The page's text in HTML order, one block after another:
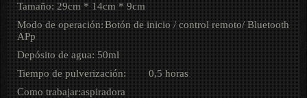
Tamaño: 29cm * 14cm * 9cm
Modo de operación:Botón de inicio / control remoto/ Bluetooth
APp
Depósito de agua: 50ml
Tiempo de pulverización:
0,5 horas
Como trabajar:aspiradora